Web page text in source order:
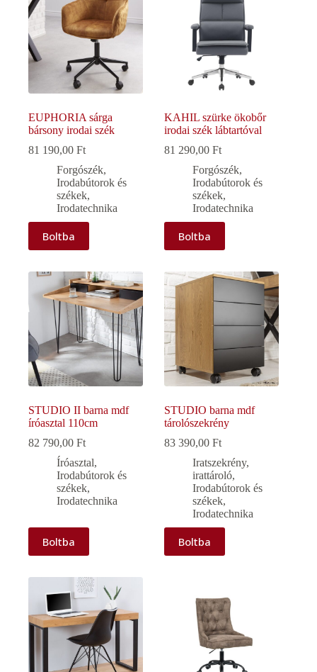
EUPHORIA sárga
bársony irodai szék
81 190,00 Ft
Forgószék,
Irodabútorok és
székek,
Irodatechnika
Boltba
KAHIL szürke ökobőr
irodai szék lábtartóval
81 290,00Ft
Forgószék,
Irodabútorok és
székek,
Irodatechnika
Boltba
STUDIO II barna mdf
íróasztal 110cm
82 790,00 Ft
Íróasztal,
Irodabútorok és
székek,
Irodatechnika
Boltba
STUDIO barna mdf
tárolószekrény
83 390,00Ft
Iratszekrény,
irattároló,
Irodabútorok és
székek,
Irodatechnika
Boltba